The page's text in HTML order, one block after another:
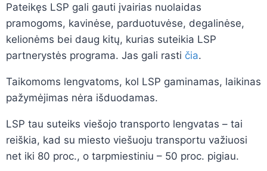
Pateikęs LSP gali gauti įvairias nuolaidas
pramogoms, kavinėse, parduotuvėse, degalinėse,
kelionėms bei daug kitų, kurias suteikia LSP
partnerystės programa. Jas gali rasti čia.
Taikomoms lengvatoms, kol LSP gaminamas, laikinas
pažymėjimas nėra išduodamas.
LSP tau suteiks viešojo transporto lengvatas – tai
reiškia, kad su miesto viešuoju transportu važiuosi
net iki 80 proc., o tarpmiestiniu – 50 proc. pigiau.